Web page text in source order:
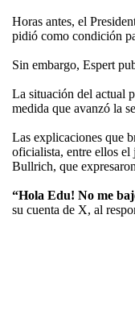
Horas antes, el
pidió como condición
Sin embargo, Espert
La situación del actual
medida que avanzó la
Las explicaciones que
oficialista, entre ellos
Bullrich, que
“Hola Edu! No me
su cuenta de X, al